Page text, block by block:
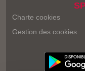
Charte cookies
Gestion des cookies